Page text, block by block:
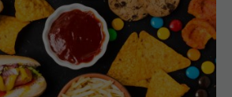
pot fi bune pentru